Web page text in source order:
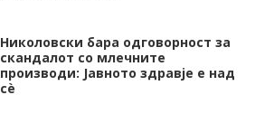
Николовски бара одговорност за
скандалот со млечните
производи: Јавното здравје е над
сѐ